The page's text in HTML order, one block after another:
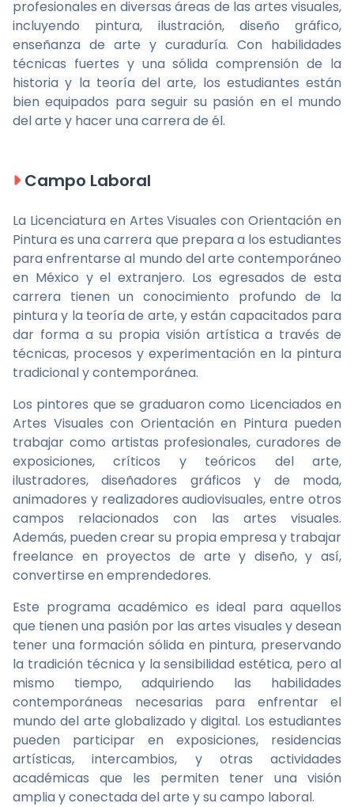
profesionales en diversas áreas de las artes visuales,
incluyendo pintura, ilustración, diseño gráfico,
enseñanza de arte y curaduría. Con habilidades
técnicas fuertes y una sólida comprensión de la
historia y la teoría del arte, los estudiantes están
bien equipados para seguir su pasión en el mundo
del arte y hacer una carrera de él.
Campo Laboral
La Licenciatura en Artes Visuales con Orientación en
Pintura es una carrera que prepara a los estudiantes
para enfrentarse al mundo del arte contemporáneo
en México y el extranjero. Los egresados de esta
carrera tienen un conocimiento profundo de la
pintura y la teoría de arte, y están capacitados para
dar forma a su propia visión artística a través de
técnicas, procesos y experimentación en la pintura
tradicional y contemporánea.
Los pintores que se graduaron como Licenciados en
Artes Visuales con Orientación en Pintura pueden
trabajar como artistas profesionales, curadores de
exposiciones, críticos y teóricos del arte,
ilustradores, diseñadores gráficos y de moda,
animadores y realizadores audiovisuales, entre otros
campos relacionados con las artes visuales.
Además, pueden crear su propia empresa y trabajar
freelance en proyectos de arte y diseño, y así,
convertirse en emprendedores.
Este programa académico es ideal para aquellos
que tienen una pasión por las artes visuales y desean
tener una formación sólida en pintura, preservando
la tradición técnica y la sensibilidad estética, pero al
mismo tiempo, adquiriendo las habilidades
contemporáneas necesarias para enfrentar el
mundo del arte globalizado y digital. Los estudiantes
pueden participar en exposiciones, residencias
artísticas, intercambios, y otras actividades
académicas que les permiten tener una visión
amplia y conectada del arte y su campo laboral.